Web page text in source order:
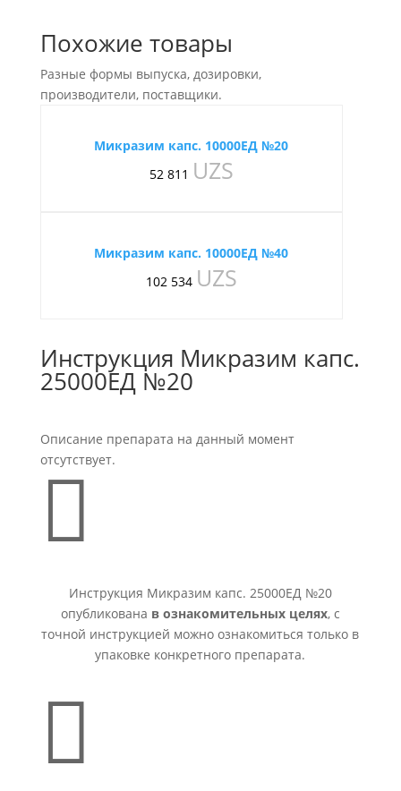
Похожие товары
Разные формы выпуска, дозировки,
производители, поставщики.
Микразим капс. 10000ЕД №20
52 811 UZS
Микразим капс. 10000ЕД №40
102 534 UZS
Инструкция Микразим капс.
25000ЕД №20
Описание препарата на данный момент
отсутствует.

Инструкция Микразим капс. 25000ЕД №20
опубликована в ознакомительных целях, с
точной инструкцией можно ознакомиться только в
упаковке конкретного препарата.
